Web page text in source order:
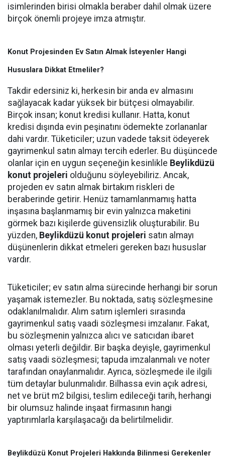
isimlerinden birisi olmakla beraber dahil olmak üzere
birçok önemli projeye imza atmıştır.
Konut Projesinden Ev Satın Almak İsteyenler Hangi
Hususlara Dikkat Etmeliler?
Takdir edersiniz ki, herkesin bir anda ev almasını
sağlayacak kadar yüksek bir bütçesi olmayabilir.
Birçok insan; konut kredisi kullanır. Hatta, konut
kredisi dışında evin peşinatını ödemekte zorlananlar
dahi vardır. Tüketiciler; uzun vadede taksit ödeyerek
gayrimenkul satın almayı tercih ederler. Bu düşüncede
olanlar için en uygun seçeneğin kesinlikle Beylikdüzü
konut projeleri olduğunu söyleyebiliriz. Ancak,
projeden ev satın almak birtakım riskleri de
beraberinde getirir. Henüz tamamlanmamış hatta
inşasına başlanmamış bir evin yalnızca maketini
görmek bazı kişilerde güvensizlik oluşturabilir. Bu
yüzden, Beylikdüzü konut projeleri satın almayı
düşünenlerin dikkat etmeleri gereken bazı hususlar
vardır.
Tüketiciler; ev satın alma sürecinde herhangi bir sorun
yaşamak istemezler. Bu noktada, satış sözleşmesine
odaklanılmalıdır. Alım satım işlemleri sırasında
gayrimenkul satış vaadi sözleşmesi imzalanır. Fakat,
bu sözleşmenin yalnızca alıcı ve satıcıdan ibaret
olması yeterli değildir. Bir başka deyişle, gayrimenkul
satış vaadi sözleşmesi; tapuda imzalanmalı ve noter
tarafından onaylanmalıdır. Ayrıca, sözleşmede ile ilgili
tüm detaylar bulunmalıdır. Bilhassa evin açık adresi,
net ve brüt m2 bilgisi, teslim edileceği tarih, herhangi
bir olumsuz halinde inşaat firmasının hangi
yaptırımlarla karşılaşacağı da belirtilmelidir.
Beylikdüzü Konut Projeleri Hakkında Bilinmesi Gerekenler